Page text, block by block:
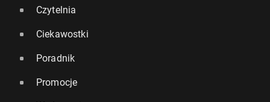
Czytelnia
Ciekawostki
Poradnik
Promocje